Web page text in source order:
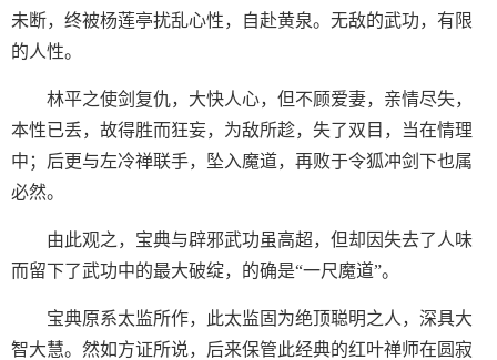
未断，终被杨莲亭扰乱心性，自赴黄泉。无敌的武功，有限
的人性。
林平之使剑复仇，大快人心，但不顾爱妻，亲情尽失，
本性已丢，故得胜而狂妄，为敌所趁，失了双目，当在情理
中；后更与左冷禅联手，坠入魔道，再败于令狐冲剑下也属
必然。
由此观之，宝典与辟邪武功虽高超，但却因失去了人味
而留下了武功中的最大破绽，的确是“一尺魔道”。
宝典原系太监所作，此太监固为绝顶聪明之人，深具大
智大慧。然如方证所说，后来保管此经典的红叶禅师在圆寂